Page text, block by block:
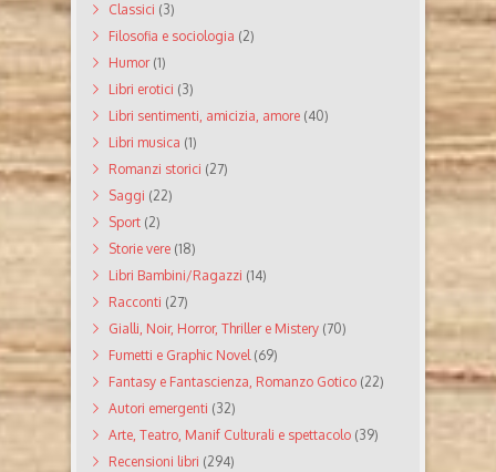
Classici (3)
Filosofia e sociologia (2)
Humor(1)
Libri erotici (3)
Libri sentimenti, amicizia, amore (40)
Libri musica (1)
Romanzi storici (27)
Saggi (22)
Sport (2)
Storie vere (18)
Libri Bambini/Ragazzi (14)
Racconti (27)
Gialli, Noir, Horror, Thriller e Mistery (70)
Fumetti e Graphic Novel(69)
Fantasy e Fantascienza, Romanzo Gotico (22)
Autori emergenti (32)
Arte, Teatro, Manif Culturali e spettacolo (39)
Recensioni libri (294)